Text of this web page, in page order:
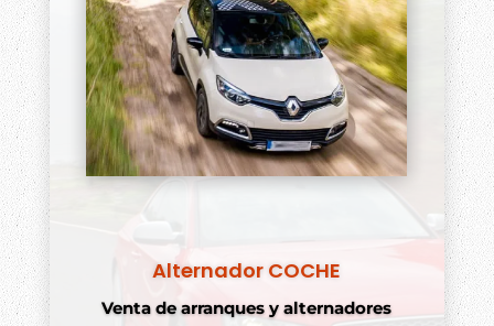
Alternador COCHE
Venta de arranques y alternadores